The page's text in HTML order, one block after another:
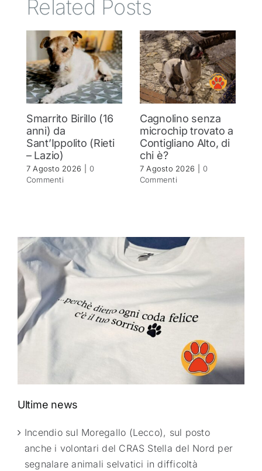
Related Posts
Smarrito Birillo (16
anni) da
Sant’Ippolito (Rieti
– Lazio)
7 Agosto 2026
0
Commenti
Cagnolino senza
microchip trovato a
Contigliano Alto, di
chi è?
7 Agosto 2026
0
Commenti
Ultime news
Incendio sul Moregallo (Lecco), sul posto
anche i volontari del CRAS Stella del Nord per
segnalare animali selvatici in difficoltà